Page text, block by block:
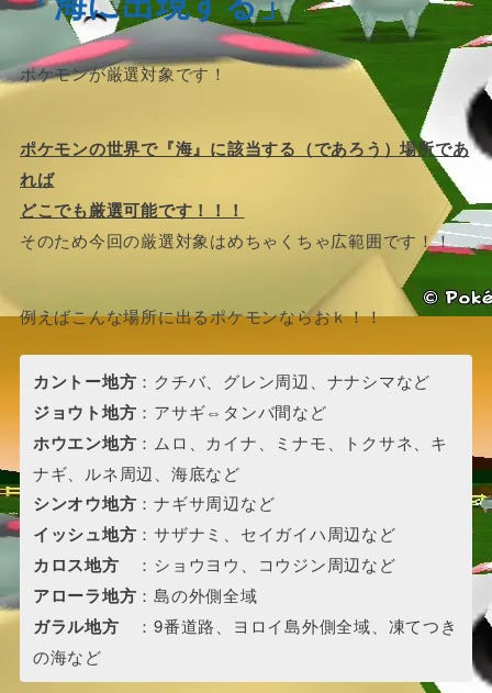
ポケモンが厳選対象です！
ポケモンの世界で『海』に該当する（であろう）場所であ
れば
どこでも厳選可能です！！！
そのため今回の厳選対象はめちゃくちゃ広範囲です！！
例えばこんな場所に出るポケモンならおｋ！！
カントー地方 ：クチバ、グレン周辺、ナナシマなど
ジョウト地方 ：アサギ⇔タンバ間など
ホウエン地方 ：ムロ、カイナ、ミナモ、トクサネ、キ
ナギ、ルネ周辺、海底など
シンオウ地方 ：ナギサ周辺など
イッシュ地方 ：サザナミ、セイガイハ周辺など
カロス地方 ：ショウヨウ、コウジン周辺など
アローラ地方 ：島の外側全域
ガラル地方 ：9番道路、ヨロイ島外側全域、凍てつき
の海など